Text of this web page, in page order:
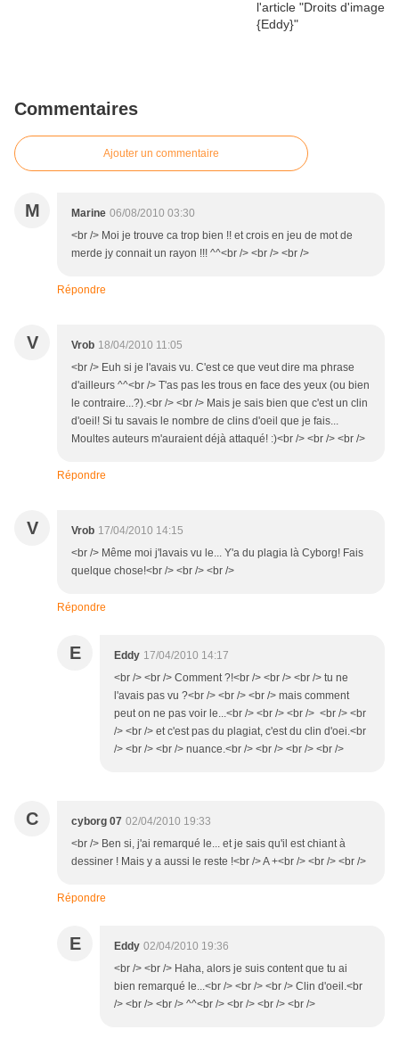
Commentaires
Ajouter un commentaire
M Marine 06/08/2010 03:30
<br /> Moi je trouve ca trop bien !! et crois en jeu de mot de
merde jy connait un rayon !!! ^^<br /> <br /> <br />
Répondre
V Vrob 18/04/2010 11:05
<br /> Euh si je l'avais vu. C'est ce que veut dire ma phrase
d'ailleurs ^^<br /> T'as pas les trous en face des yeux (ou bien
le contraire...?).<br /> <br /> Mais je sais bien que c'est un clin
d'oeil! Si tu savais le nombre de clins d'oeil que je fais...
Moultes auteurs m'auraient déjà attaqué! :)<br /> <br /> <br />
Répondre
V Vrob 17/04/2010 14:15
<br /> Même moi j'lavais vu le... Y'a du plagia là Cyborg! Fais
quelque chose!<br /> <br /> <br />
Répondre
E Eddy 17/04/2010 14:17
<br /> <br /> Comment ?!<br /> <br /> <br /> tu ne
l'avais pas vu ?<br /> <br /> <br /> mais comment
peut on ne pas voir le...<br /> <br /> <br /> <br /> <br
/> <br /> et c'est pas du plagiat, c'est du clin d'oei.<br
/> <br /> <br /> nuance.<br /> <br /> <br /> <br />
C cyborg 07 02/04/2010 19:33
<br /> Ben si, j'ai remarqué le... et je sais qu'il est chiant à
dessiner ! Mais y a aussi le reste !<br /> A +<br /> <br /> <br />
Répondre
E Eddy 02/04/2010 19:36
<br /> <br /> Haha, alors je suis content que tu ai
bien remarqué le...<br /> <br /> <br /> Clin d'oeil.<br
/> <br /> <br /> ^^<br /> <br /> <br /> <br />